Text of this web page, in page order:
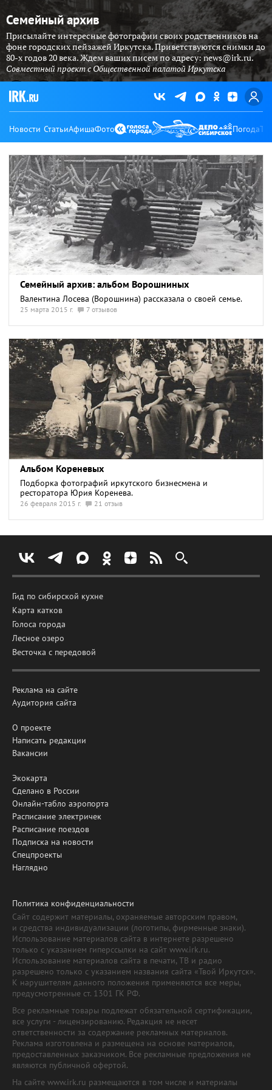
Семейный архив
Присылайте интересные фотографии своих родственников на
фоне городских пейзажей Иркутска. Приветствуются снимки до
80-х годов 20 века. Ждем ваших писем по адресу: news@irk.ru.
Совместный проект с Общественной палатой Иркутска
Новости СтатьиАфишаФото Погода
Семейный архив: альбом Ворошниных
Валентина Лосева (Ворошнина) рассказала о своей семье.
25 марта 2015 г. 7 отзывов
Альбом Кореневых
Подборка фотографий иркутского бизнесмена и
ресторатора Юрия Коренева.
26 февраля 2015 г. 21 отзыв
Гид по сибирской кухне
Карта катков
Голоса города
Лесное озеро
Весточка с передовой
Реклама на сайте
Аудитория сайта
О проекте
Написать редакции
Вакансии
Экокарта
Сделано в России
Онлайн-табло аэропорта
Расписание электричек
Расписание поездов
Подписка на новости
Спецпроекты
Наглядно
Политика конфиденциальности
Сайт содержит материалы, охраняемые авторским правом,
и средства индивидуализации (логотипы, фирменные знаки).
Использование материалов сайта в интернете разрешено
только с указанием гиперссылки на сайт www.irk.ru.
Использование материалов сайта в печати, ТВ и радио
разрешено только с указанием названия сайта «Твой Иркутск».
К нарушителям данного положения применяются все меры,
предусмотренные ст. 1301 ГК РФ.
Все рекламные товары подлежат обязательной сертификации,
все услуги - лицензированию. Редакция не несет
ответственности за содержание рекламных материалов.
Реклама изготовлена и размещена на основе материалов,
предоставленных заказчиком. Все рекламные предложения не
являются публичной офертой.
На сайте www.irk.ru размещаются в том числе и материалы